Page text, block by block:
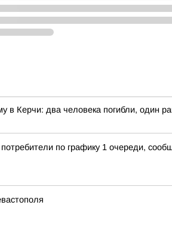
в Керчи: два человека погибли, один
по графику 1 очереди,